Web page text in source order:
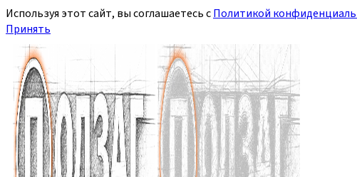
Используя этот сайт, вы соглашаетесь сПолитикой
Принять